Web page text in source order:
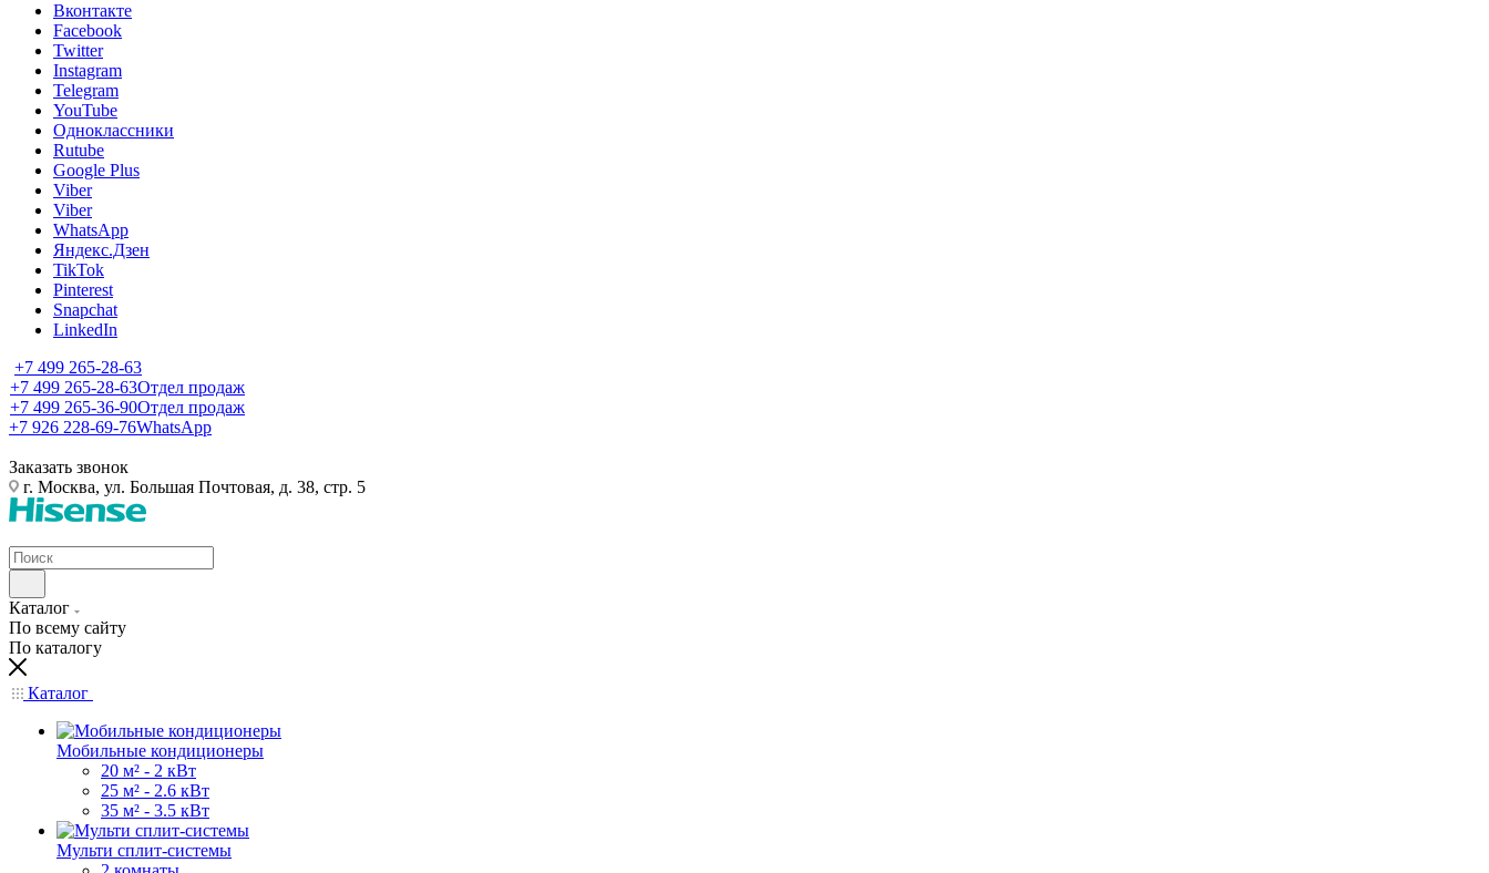
Вконтакте
Facebook
Twitter
Instagram
Telegram
YouTube
Одноклассники
Rutube
Google Plus
Viber
Viber
WhatsApp
Яндекс.Дзен
TikTok
Pinterest
Snapchat
LinkedIn
+7 499 265-28-63
+7 499 265-28-63Отдел продаж
+7 499 265-36-90Отдел продаж
+7 926 228-69-76WhatsApp
Заказать звонок
г. Москва, ул. Большая Почтовая, д. 38, стр. 5
Каталог
По всему сайту
По каталогу
Каталог
Мобильные кондиционеры
20 м² - 2 кВт
25 м² - 2.6 кВт
35 м² - 3.5 кВт
Мульти сплит-системы